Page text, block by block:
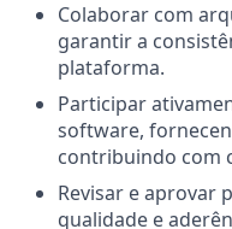
Colaborar com
garantir a
plataforma.
Participar
software,
contribuindo com
Revisar e aprovar
qualidade e